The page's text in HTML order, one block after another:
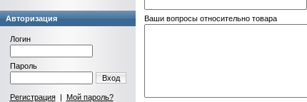
Авторизация
Логин
Пароль
Вход
Регистрация| Мой пароль?
Ваши вопросы относительно товара